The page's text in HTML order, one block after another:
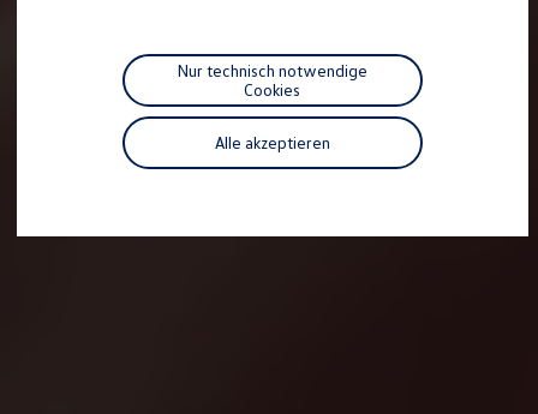
Individualisieren
Wallbox und Ladekabel
Digitale Extras
Dienste für Ihr Modell finden
Volkswagen Apps, Login und Shop
Handy und Fahrzeug verbinden
Vorgängermodelle
Alle akzeptieren
Nur technisch notwendige
Cookies